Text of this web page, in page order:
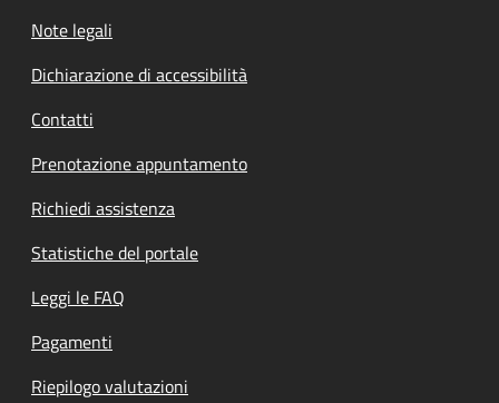
Note legali
Dichiarazione di accessibilità
Contatti
Prenotazione appuntamento
Richiedi assistenza
Statistiche del portale
Leggi le FAQ
Pagamenti
Riepilogo valutazioni